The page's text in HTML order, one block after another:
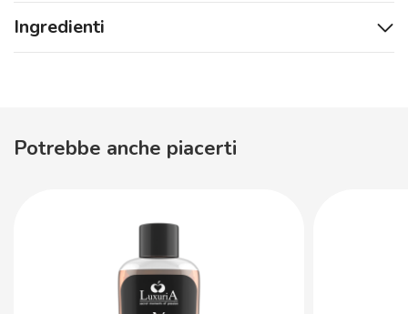
Ingredienti
Potrebbe anche piacerti